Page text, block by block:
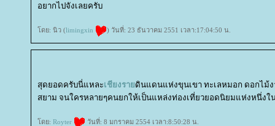
อยากไปจังเลยครับ
ดย: นิว (limingxin ) วันที่: 23 ธันวาคม 2551 เวลา:17:04:50 น.
สุดยอดครับนี่แหละเชียงราดินแดนแห่งขุนเขา ทะเลหมอก ดอกไม้
สยาม จนใครหลายๆคนยกให้เป็นแหล่งท่องเที่ยวยอดนิยมแห่งหนึ่ง
ดย: Royter วันที่: 8 มกราคม 2554 เวลา:8:50:28 น.